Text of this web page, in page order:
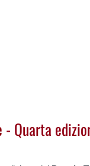
Quarta